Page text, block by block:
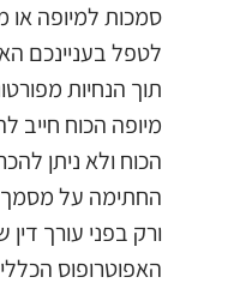
סמכות למיופה
לטפל בעניינכם
תוך הנחיות
מיופה הכוח חייב
הכוח ולא ניתן
החתימה על מסמך
ורק בפני עורך
האפוטרופוס